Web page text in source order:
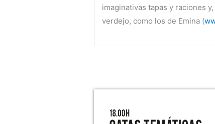
imaginativas tapas y raciones
verdejo, como los de Emina (